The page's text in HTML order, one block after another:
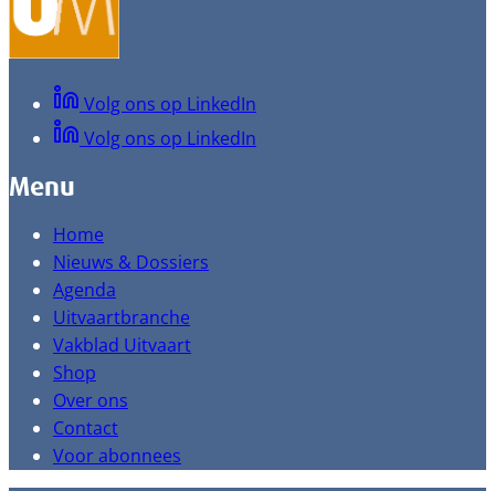
Volg ons op LinkedIn
Volg ons op LinkedIn
Menu
Home
Nieuws & Dossiers
Agenda
Uitvaartbranche
Vakblad Uitvaart
Shop
Over ons
Contact
Voor abonnees